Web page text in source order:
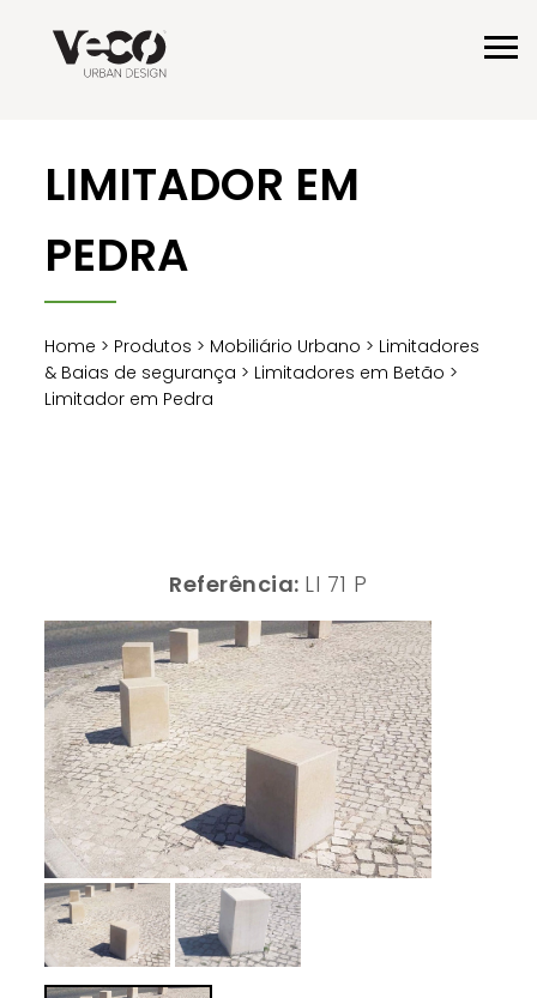
LIMITADOR EM
PEDRA
Home > Produtos > Mobiliário Urbano > Limitadores
& Baias de segurança > Limitadores em Betão >
Limitador em Pedra
Referência: LI 71 P